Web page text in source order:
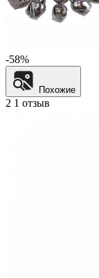
-58%
Похожие
2 1 отзыв